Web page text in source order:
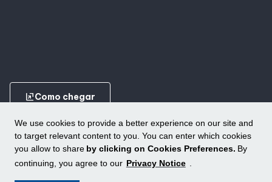
We use cookies to provide a better experience on our site and
to target relevant content to you. You can enter which cookies
you allow to share by clicking on Cookies Preferences. By
continuing, you agree to our Privacy Notice .
ungroupComo chegar